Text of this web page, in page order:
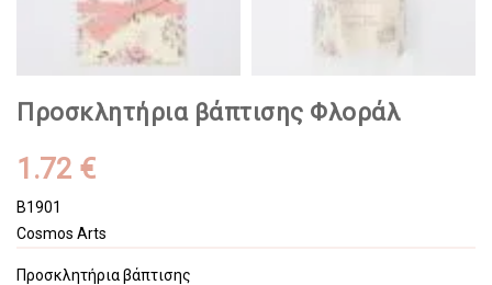
Προσκλητήρια βάπτισης Φλοράλ
1.72 €
B1901
Cosmos Arts
Προσκλητήρια βάπτισης